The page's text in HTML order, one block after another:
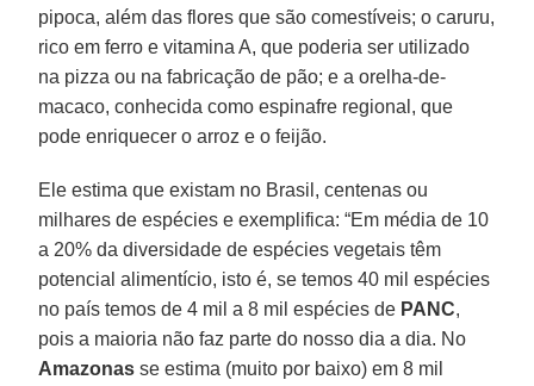
pipoca, além das flores que são comestíveis; o caruru,
rico em ferro e vitamina A, que poderia ser utilizado
na pizza ou na fabricação de pão; e a orelha-de-
macaco, conhecida como espinafre regional, que
pode enriquecer o arroz e o feijão.
Ele estima que existam no Brasil, centenas ou
milhares de espécies e exemplifica: “Em média de 10
a 20% da diversidade de espécies vegetais têm
potencial alimentício, isto é, se temos 40 mil espécies
no país temos de 4 mil a 8 mil espécies de PANC,
pois a maioria não faz parte do nosso dia a dia. No
Amazonas se estima (muito por baixo) em 8 mil